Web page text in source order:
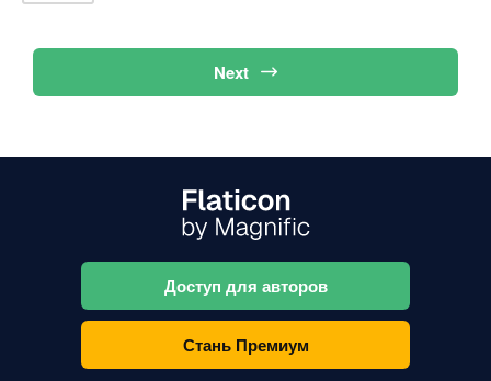
Next
Доступ для авторов
Стань Премиум